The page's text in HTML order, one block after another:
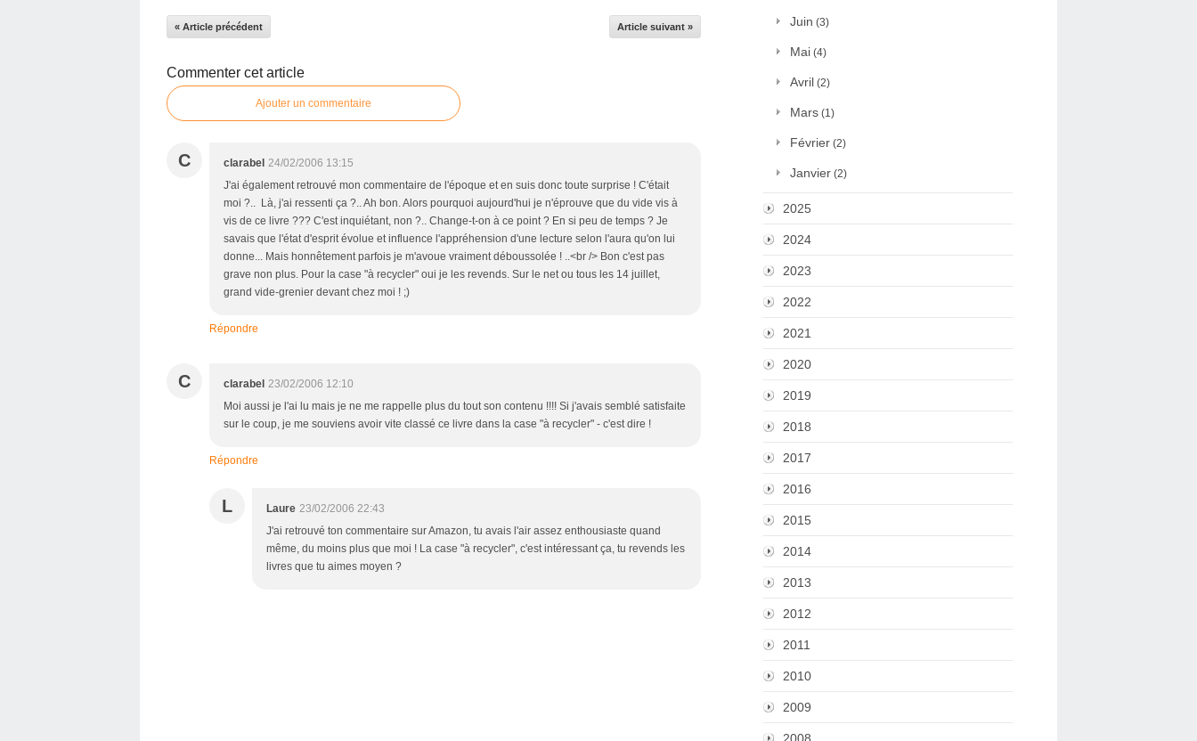
« Article précédent Article suivant »
Commenter cet article
Ajouter un commentaire
C clarabel 24/02/2006 13:15
J'ai également retrouvé mon commentaire de l'époque et en suis donc toute surprise ! C'était
moi ?.. Là, j'ai ressenti ça ?.. Ah bon. Alors pourquoi aujourd'hui je n'éprouve que du vide vis à
vis de ce livre ??? C'est inquiétant, non ?.. Change-t-on à ce point ? En si peu de temps ? Je
savais que l'état d'esprit évolue et influence l'appréhension d'une lecture selon l'aura qu'on lui
donne... Mais honnêtement parfois je m'avoue vraiment déboussolée ! ..<br /> Bon c'est pas
grave non plus. Pour la case "à recycler" oui je les revends. Sur le net ou tous les 14 juillet,
grand vide-grenier devant chez moi ! ;)
Répondre
C clarabel 23/02/2006 12:10
Moi aussi je l'ai lu mais je ne me rappelle plus du tout son contenu !!!! Si j'avais semblé satisfaite
sur le coup, je me souviens avoir vite classé ce livre dans la case "à recycler" - c'est dire !
Répondre
L Laure 23/02/2006 22:43
J'ai retrouvé ton commentaire sur Amazon, tu avais l'air assez enthousiaste quand
même, du moins plus que moi ! La case "à recycler", c'est intéressant ça, tu revends les
livres que tu aimes moyen ?
Juin (3)
Mai (4)
Avril (2)
Mars (1)
Février (2)
Janvier (2)
2025
2024
2023
2022
2021
2020
2019
2018
2017
2016
2015
2014
2013
2012
2011
2010
2009